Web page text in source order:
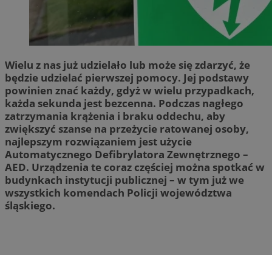
Wielu z nas już udzielało lub może się zdarzyć, że
będzie udzielać pierwszej pomocy. Jej podstawy
powinien znać każdy, gdyż w wielu przypadkach,
każda sekunda jest bezcenna. Podczas nagłego
zatrzymania krążenia i braku oddechu, aby
zwiększyć szanse na przeżycie ratowanej osoby,
najlepszym rozwiązaniem jest użycie
Automatycznego Defibrylatora Zewnętrznego –
AED. Urządzenia te coraz częściej można spotkać w
budynkach instytucji publicznej – w tym już we
wszystkich komendach Policji województwa
śląskiego.